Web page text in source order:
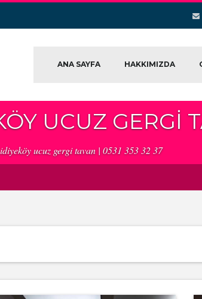
ANA SAYFA HAKKIMIZDA
UCUZ GERGI
ucuz gergi tavan | 0531 353 32 37